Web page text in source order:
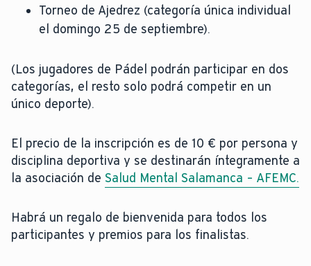
Torneo de Ajedrez (categoría única individual
el domingo 25 de septiembre).
(Los jugadores de Pádel podrán participar en dos
categorías, el resto solo podrá competir en un
único deporte).
El precio de la inscripción es de 10 € por persona y
disciplina deportiva y se destinarán íntegramente a
la asociación de Salud Mental Salamanca – AFEMC.
Habrá un regalo de bienvenida para todos los
participantes y premios para los finalistas.